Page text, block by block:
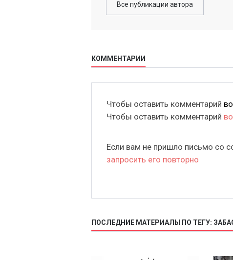
Все публикации автора
КОММЕНТАРИИ
Чтобы оставить комментарий
Чтобы оставить комментарий
Если вам не пришло письмо со
запросить его повторно
ПОСЛЕДНИЕ МАТЕРИАЛЫ ПО ТЕГУ: